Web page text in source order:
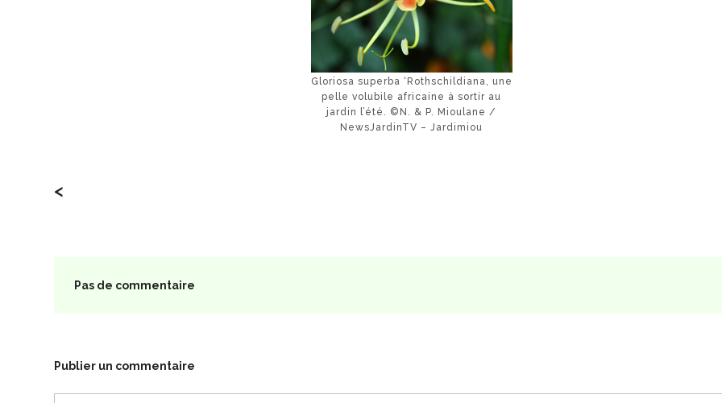
Gloriosa superba ‘Rothschildiana, une
pelle volubile africaine à sortir au
jardin l’été. ©N. & P. Mioulane /
NewsJardinTV – Jardimiou
<
Pas de commentaire
Publier un commentaire